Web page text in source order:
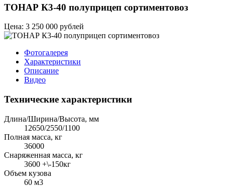
ТОНАР К3-40 полуприцеп сортиментовоз
Цена: 3 250 000 рублей
Фотогалерея
Характеристики
Описание
Видео
Технические характеристики
Длина/Ширина/Высота, мм
12650/2550/1100
Полная масса, кг
36000
Снаряженная масса, кг
3600 +\-150кг
Объем кузова
60 м3